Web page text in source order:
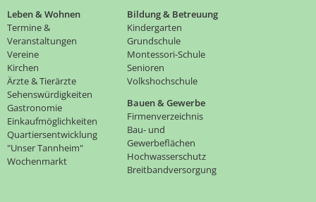
Leben & Wohnen
Termine &
Veranstaltungen
Vereine
Kirchen
Ärzte & Tierärzte
Sehenswürdigkeiten
Gastronomie
Einkaufmöglichkeiten
Quartiersentwicklung
"Unser Tannheim"
Wochenmarkt
Bildung & Betreuung
Kindergarten
Grundschule
Montessori-Schule
Senioren
Volkshochschule
Bauen & Gewerbe
Firmenverzeichnis
Bau- und
Gewerbeflächen
Hochwasserschutz
Breitbandversorgung